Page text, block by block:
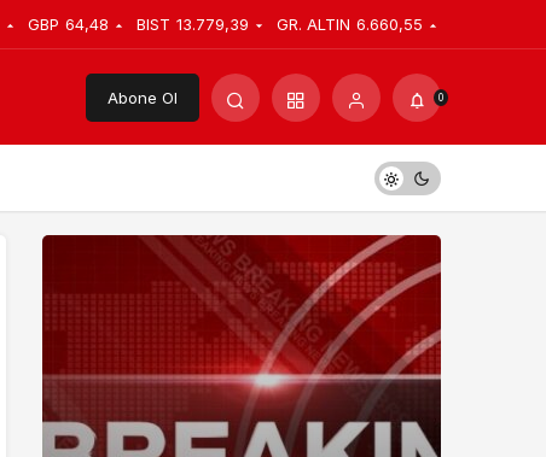
GBP 64,48 BIST 13.779,39 GR. ALTIN 6.660,55
Abone Ol 0